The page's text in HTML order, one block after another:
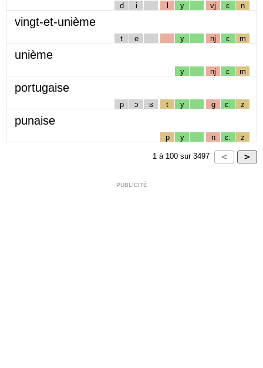
d i l y vj ɛ n
vingt-et-unième
t e y nj ɛ m
unième
y nj ɛ m
portugaise
p ɔ ʁ t y g ɛː z
punaise
p y n ɛː z
1 à 100 sur 3497
PUBLICITÉ